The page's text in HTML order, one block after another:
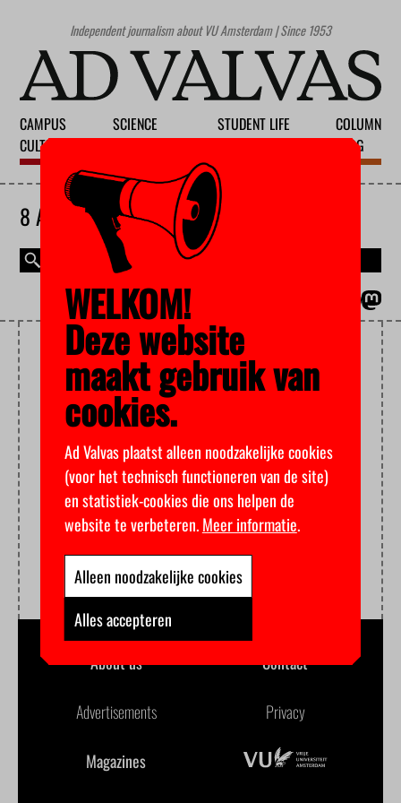
Independent journalism about VU Amsterdam | Since 1953
CAMPUS
CULTURE
SCIENCE
STUDENT LIFE
COLUMN
BLOG
8 AUGUST 2026
MAGAZINE
UNIVERSITY PRESS
About us Contact
Advertisements Privacy
Magazines
WELKOM!
Deze website
maakt gebruik van
cookies.
Ad Valvas plaatst alleen noodzakelijke cookies
(voor het technisch functioneren van de site)
en statistiek-cookies die ons helpen de
website te verbeteren.Meer informatie.
Alleen noodzakelijke cookies
Alles accepteren